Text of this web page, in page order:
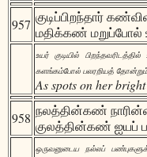
957 குடிப்பிறந்தார்
மதிக்கண் மறுப்போல்
உயர் குடியில்
களங்கம்போல் பலரறியத்
As spots on her
958 நலத்தின்கண்
குலத்தின்கண் ஐயப்
ஒருவனுடைய நல்லப்